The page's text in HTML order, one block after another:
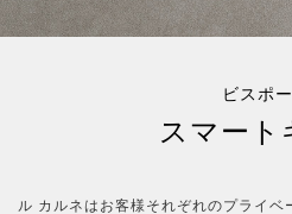
ビスポー
スマート
ル カルネはお客様それぞれのプライベ